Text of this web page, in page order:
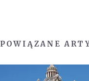
POWIĄZANE